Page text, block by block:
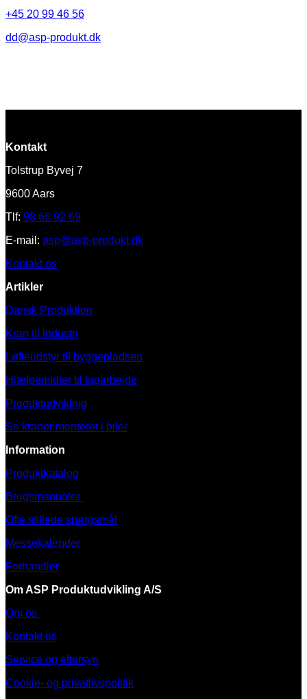
+45 20 99 46 56
dd@asp-produkt.dk
Kontakt
Tolstrup Byvej 7
9600 Aars
Tlf: 98 66 92 69
E-mail: asp@asp-produkt.dk
Kontakt os
Artikler
Dansk Produktion
Kran til industri
Løfteudstyr til byggepladsen
Hjælpemidler til tagarbejde
Produktudvikling
Se kraner monteret i biler
Information
Produktkatalog
Brugsmanualer
Ofte stillede spørgsmål
Messekalender
Forhandler
Om ASP Produktudvikling A/S
Om os
Kontakt os
Service og eftersyn
Cookie- og privatlivspolitik